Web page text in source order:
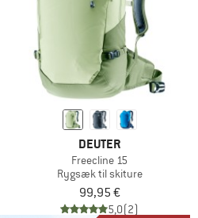
DEUTER
Freecline 15
Rygsæk til skiture
99,95 €
5,0(2)